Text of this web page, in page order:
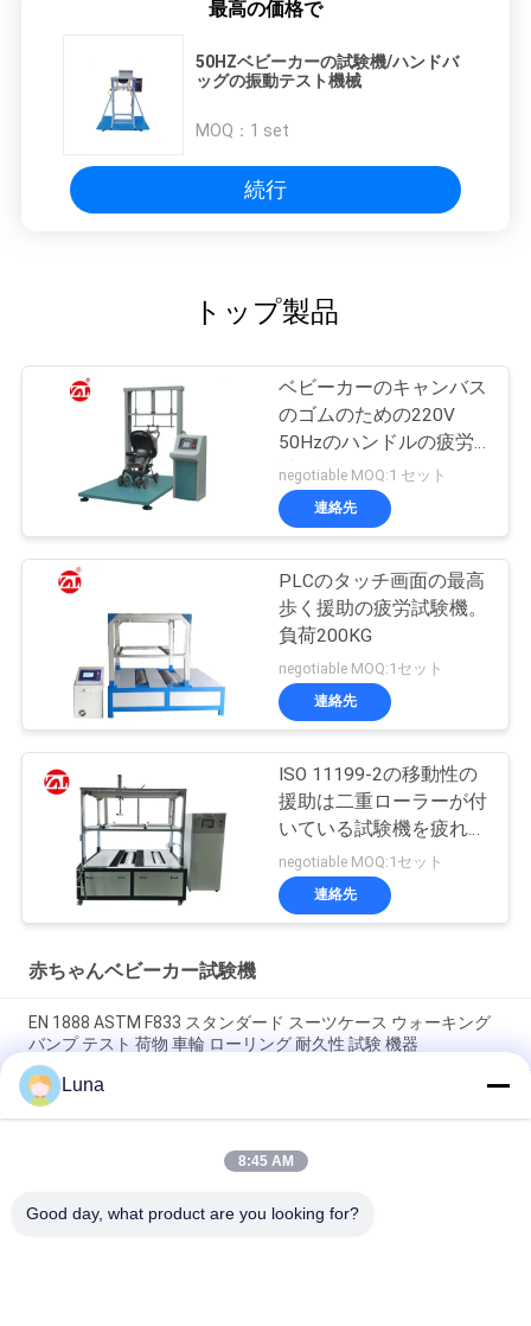
SHOW
PRIVACY
最高の価格で
50HZベビーカーの試験機/ハンドバ
ッグの振動テスト機械
MOQ： 1 set
続行
トップ製品
ベビーカーのキャンバス
のゴムのための220V
50Hzのハンドルの疲労
試験機は利用できるベル
トを運びます
negotiable MOQ:1 セット
連絡先
PLCのタッチ画面の最高
歩く援助の疲労試験機。
負荷200KG
negotiable MOQ:1セット
連絡先
ISO 11199-2の移動性の
援助は二重ローラーが付
いている試験機を疲れさ
せる
negotiable MOQ:1セット
連絡先
赤ちゃんベビーカー試験機
EN 1888 ASTM F833 スタンダード スーツケース ウォーキング
バンプ テスト 荷物 車輪 ローリング 耐久性 試験 機器
点検企業およびセクターで使用される赤ん坊のカートの車輪の
摩耗の試験機
手押車の歩行のマイレッジのベビーカーの試験機の摩損性試験
Luna
8:45 AM
Good day, what product are you looking for?